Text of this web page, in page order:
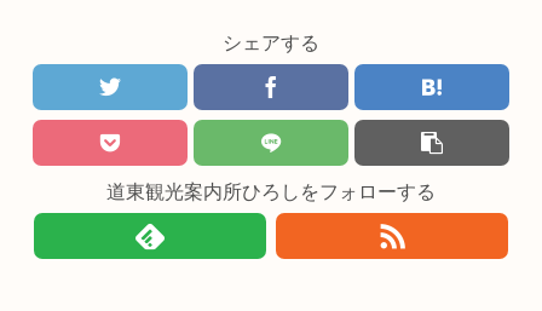
シェアする
道東観光案内所ひろしをフォローする